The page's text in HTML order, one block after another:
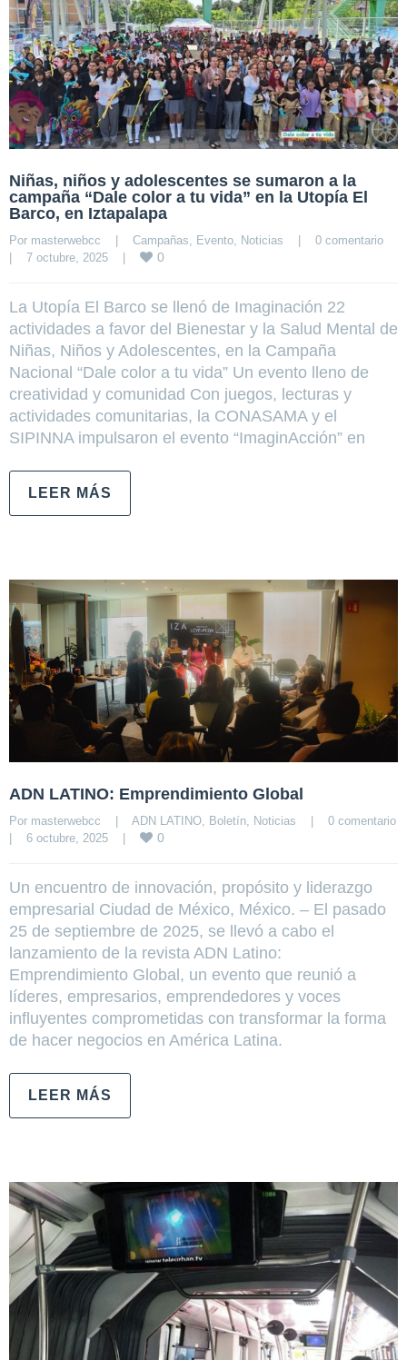
Niñas, niños y adolescentes se sumaron a la
campaña “Dale color a tu vida” en la Utopía El
Barco, en Iztapalapa
Por masterwebcc | Campañas Evento Noticias |
0 comentario
|
7 octubre, 2025 | 0
La Utopía El Barco se llenó de Imaginación 22
actividades a favor del Bienestar y la Salud Mental de
Niñas, Niños y Adolescentes, en la Campaña
Nacional “Dale color a tu vida” Un evento lleno de
creatividad y comunidad Con juegos, lecturas y
actividades comunitarias, la CONASAMA y el
SIPINNA impulsaron el evento “ImaginAcción” en
LEER MÁS
ADN LATINO: Emprendimiento Global
Por masterwebcc ADN LATINO, Boletín, Noticias
0 comentario
6 octubre, 2025 0
Un encuentro de innovación, propósito y liderazgo
empresarial Ciudad de México, México. – El pasado
25 de septiembre de 2025, se llevó a cabo el
lanzamiento de la revista ADN Latino:
Emprendimiento Global, un evento que reunió a
líderes, empresarios, emprendedores y voces
influyentes comprometidas con transformar la forma
de hacer negocios en América Latina.
LEER MÁS